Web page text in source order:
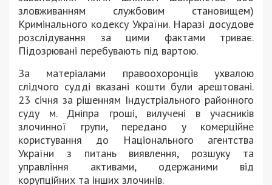
зловживанням службовим становищем)
Кримінального кодексу України. Наразі досудове
розслідування за цими фактами триває.
Підозрювані перебувають під вартою.
За матеріалами правоохоронців ухвалою
слідчого судді вказані кошти були арештовані.
23 січня за рішенням Індустріального районного
суду м. Дніпра гроші, вилучені в учасників
злочинної групи, передано у комерційне
користування до Національного агентства
України з питань виявлення, розшуку та
управління активами, одержаними від
корупційних та інших злочинів.